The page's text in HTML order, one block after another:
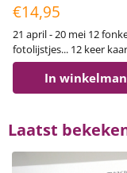
Prijs: 14,95
€14,95
21 april - 20 mei 12 fonkelende
fotolijstjes... 12 keer kaarthouder
en sterrenbeeld in één... 12
cadeautjes, met
informatie per
en
Ideetje: doe er een echte
edelsteen bij cadeau!
In
Laatst